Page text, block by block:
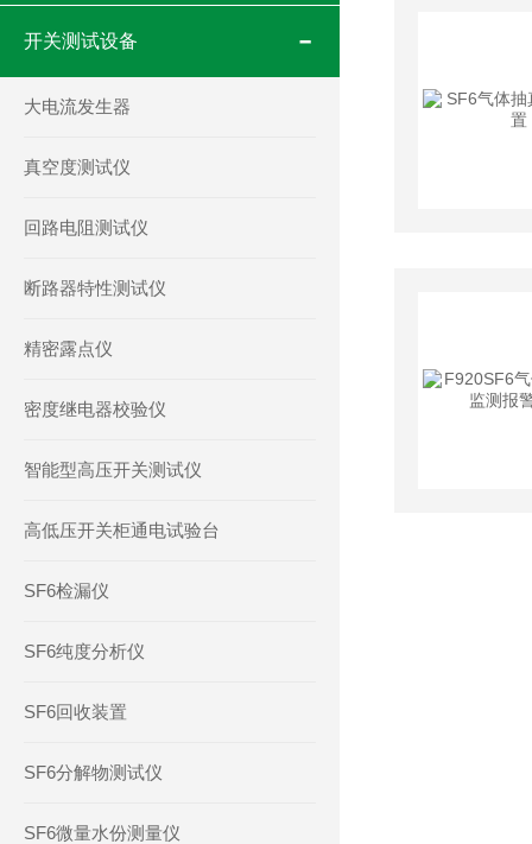
开关测试设备
大电流发生器
真空度测试仪
回路电阻测试仪
断路器特性测试仪
精密露点仪
密度继电器校验仪
智能型高压开关测试仪
高低压开关柜通电试验台
SF6检漏仪
SF6纯度分析仪
SF6回收装置
SF6分解物测试仪
SF6微量水份测量仪